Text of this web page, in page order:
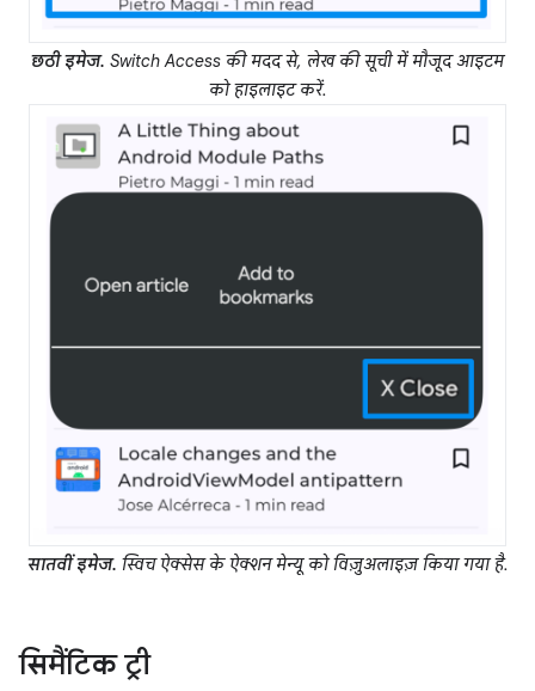
छठी इमेज. Switch Access की मदद से, लेख की सूची में मौजूद आइटम
को हाइलाइट करें.
सातवीं इमेज. स्विच ऐक्सेस के ऐक्शन मेन्यू को विज़ुअलाइज़ किया गया है.
सिमैंटिक ट्री